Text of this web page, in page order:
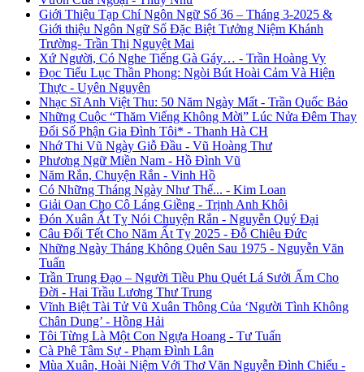
Giới Thiệu Tạp Chí Ngôn Ngữ Số 36 – Tháng 3-2025 &
Giới thiệu Ngôn Ngữ Số Đặc Biệt Tưởng Niệm Khánh
Trường- Trần Thị Nguyệt Mai
Xứ Người, Có Nghe Tiếng Gà Gáy… - Trần Hoàng Vy
Đọc Tiểu Lục Thần Phong: Ngòi Bút Hoài Cảm Và Hiện
Thực - Uyên Nguyên
Nhạc Sĩ Anh Việt Thu: 50 Năm Ngày Mất - Trần Quốc Bảo
Những Cuộc “Thăm Viếng Không Mời” Lúc Nửa Đêm Thay
Đổi Số Phận Gia Đình Tôi* - Thanh Hà CH
Nhớ Thi Vũ Ngày Giỗ Đầu - Vũ Hoàng Thư
Phương Ngữ Miền Nam - Hồ Đình Vũ
Năm Rắn, Chuyện Rắn - Vinh Hồ
Có Những Tháng Ngày Như Thế... - Kim Loan
Giải Oan Cho Cô Láng Giềng - Trịnh Anh Khôi
Đón Xuân Ất Tỵ Nói Chuyện Rắn - Nguyễn Quý Đại
Câu Đối Tết Cho Năm Ất Tỵ 2025 - Đỗ Chiêu Đức
Những Ngày Tháng Không Quên Sau 1975 - Nguyễn Văn
Tuấn
Trần Trung Đạo – Người Tiều Phu Quét Lá Sưởi Ấm Cho
Đời - Hai Trầu Lương Thư Trung
Vĩnh Biệt Tài Tử Vũ Xuân Thông Của ‘Người Tình Không
Chân Dung’ - Hồng Hải
Tôi Từng Là Một Con Ngựa Hoang - Tư Tuấn
Cà Phê Tâm Sự - Phạm Đình Lân
Mùa Xuân, Hoài Niệm Với Thơ Văn Nguyễn Đình Chiểu -